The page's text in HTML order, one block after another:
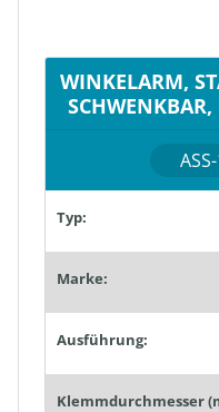
WINKELARM,
Typ:
Marke:
Ausführung: